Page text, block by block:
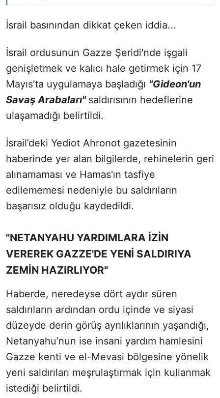
İsrail basınından dikkat çeken iddia...
İsrail ordusunun Gazze Şeridi'nde işgali
genişletmek ve kalıcı hale getirmek için 17
Mayıs’ta uygulamaya başladığı "Gideon'un
Savaş Arabaları" saldırısının hedeflerine
ulaşamadığı belirtildi.
İsrail’deki Yediot Ahronot gazetesinin
haberinde yer alan bilgilerde, rehinelerin geri
alınamaması ve Hamas'ın tasfiye
edilememesi nedeniyle bu saldırıların
başarısız olduğu kaydedildi.
"NETANYAHU YARDIMLARA İZİN
VEREREK GAZZE'DE YENİ SALDIRIYA
ZEMİN HAZIRLIYOR"
Haberde, neredeyse dört aydır süren
saldırıların ardından ordu içinde ve siyasi
düzeyde derin görüş ayrılıklarının yaşandığı,
Netanyahu’nun ise insani yardım hamlesini
Gazze kenti ve el-Mevasi bölgesine yönelik
yeni saldırıları meşrulaştırmak için kullanmak
istediği belirtildi.